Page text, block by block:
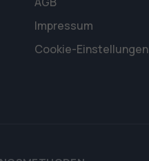
Impressum
Cookie-Einstellungen